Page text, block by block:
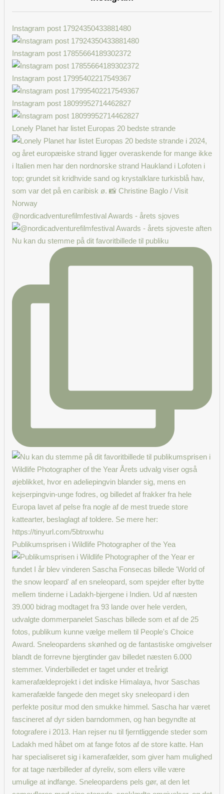
Instagram post 17924350433881480
Instagram post 17855664189302372
Instagram post 17995402217549367
Instagram post 18099952714462827
Lonely Planet har listet Europas 20 bedste strande
@nordicadventurefilmfestival Awards - årets sjoves
Nu kan du stemme på dit favoritbillede til publiku
Publikumsprisen i Wildlife Photographer of the Yea